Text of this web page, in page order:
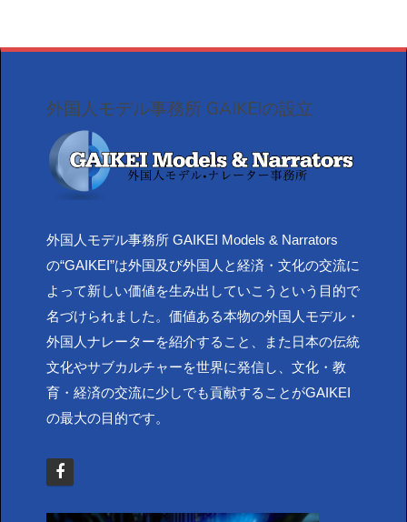
外国人モデル事務所 GAIKEIの設立
外国人モデル事務所 GAIKEI Models & Narrators
の“GAIKEI”は外国及び外国人と経済・文化の交流に
よって新しい価値を生み出していこうという目的で
名づけられました。価値ある本物の外国人モデル・
外国人ナレーターを紹介すること、また日本の伝統
文化やサブカルチャーを世界に発信し、文化・教
育・経済の交流に少しでも貢献することがGAIKEI
の最大の目的です。